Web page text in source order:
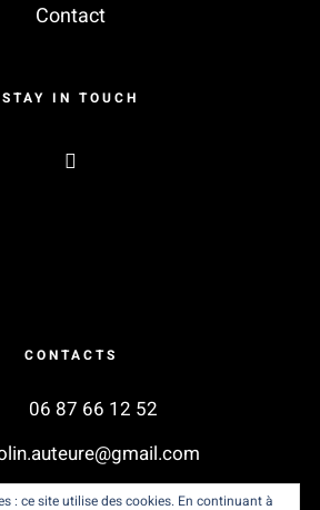
Contact
STAY IN TOUCH
CONTACTS
06 87 66 12 52
: ce site utilise des cookies. En continuant à